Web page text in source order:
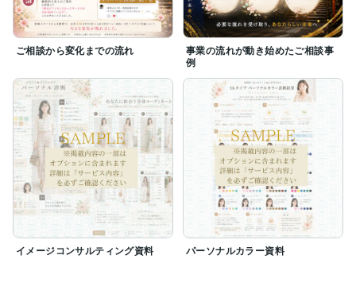
ご相談から変化までの流れ
事業の流れが動き始めたご相談事
例
イメージコンサルティング資料 パーソナルカラー資料